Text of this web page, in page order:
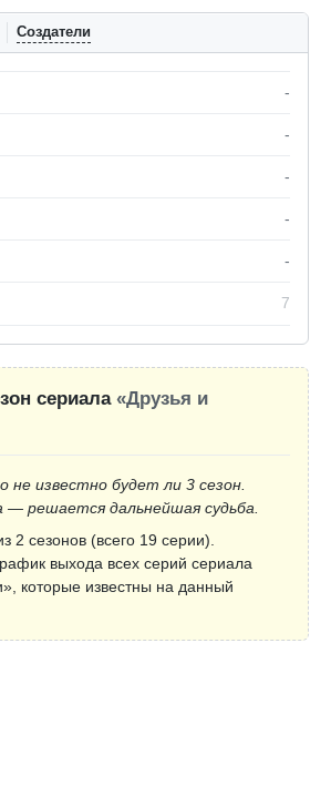
Создатели
-
-
-
-
-
7
сериала «Друзья и
не известно будет ли 3 сезон.
— решается дальнейшая судьба.
2 сезонов (всего 19 серии).
выхода всех серий сериала
которые известны на данный